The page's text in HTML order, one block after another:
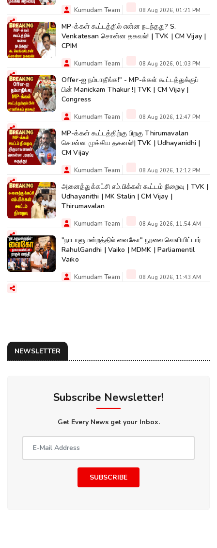
Kumudam Team 08 Aug 2026, 01:21 PM
MP-க்கள் கூட்டத்தில் என்ன நடந்தது? S.
Venkatesan சொன்ன தகவல்! | TVK | CM Vijay |
CPIM
Kumudam Team 08 Aug 2026, 01:03 PM
Offer-ஐ நம்பாதீங்க!" - MP-க்கள் கூட்டத்துக்குப்
பின் Manickam Thakur !| TVK | CM Vijay |
Congress
Kumudam Team 08 Aug 2026, 12:47 PM
MP-க்கள் கூட்டத்திற்கு பிறகு Thirumavalan
சொன்ன முக்கிய தகவல்!| TVK | Udhayanidhi |
CM Vijay
Kumudam Team 08 Aug 2026, 12:12 PM
அனைத்துக்கட்சி எம்.பிக்கள் கூட்டம் நிறைவு | TVK |
Udhayanithi | MK Stalin | CM Vijay |
Thirumavalan
Kumudam Team 08 Aug 2026, 11:54 AM
"நாடாளுமன்றத்தில் வைகோ" நூலை வெளியிட்டார்
RahulGandhi | Vaiko | MDMK | Parliamentil
Vaiko
Kumudam Team 08 Aug 2026, 11:43 AM
NEWSLETTER
Subscribe Newsletter!
Get Every News get your Inbox.
SUBSCRIBE